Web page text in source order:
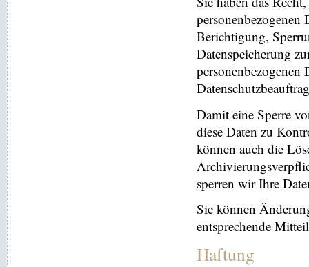
personenbezogenen
Berichtigung,
Datenspeicherung
personenbezogenen
Damit eine Sperre
diese Daten zu
können auch die
sperren wir Ihre
Sie können
entsprechende
Haftung